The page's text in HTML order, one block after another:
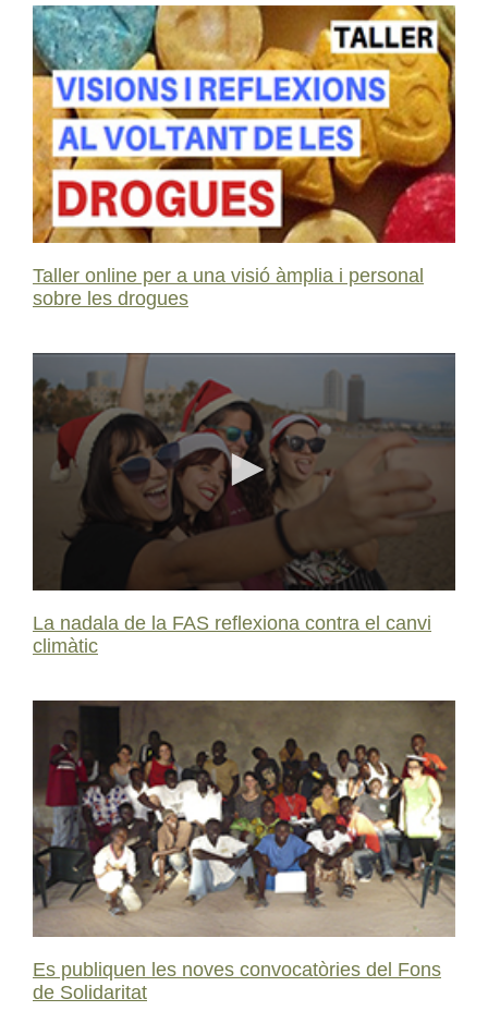
Taller online per a una visió àmplia i personal
sobre les drogues
seconds
of
0
La nadala de la FAS reflexiona contra el canvi
climàtic
Es publiquen les noves convocatòries del Fons
de Solidaritat